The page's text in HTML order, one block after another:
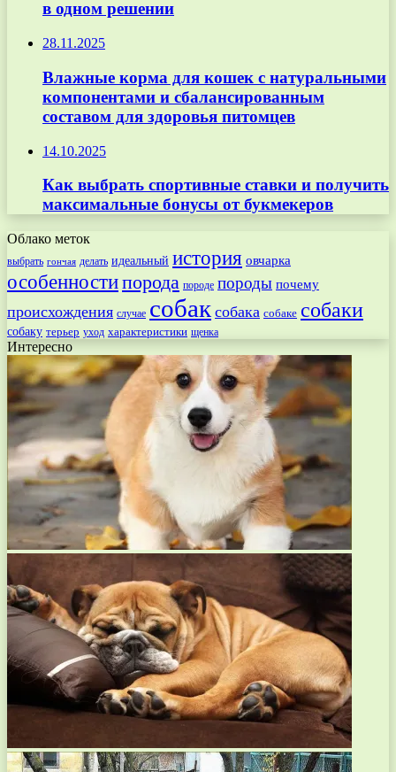
в одном решении
28.11.2025
Влажные корма для кошек с натуральными
компонентами и сбалансированным
составом для здоровья питомцев
14.10.2025
Как выбрать спортивные ставки и получить
максимальные бонусы от букмекеров
Облако меток
выбрать гончая делать идеальный история овчарка
особенностипорода породе породы почему
происхождения случае собак собака собаке собаки
собаку терьер уход характеристики щенка
Интересно